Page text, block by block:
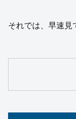
それでは、早速見